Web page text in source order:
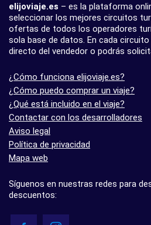
elijoviaje.es – es la plataforma
seleccionar los mejores circuitos
ofertas de todos los operadores
sola base de datos. En cada
directo del vendedor o podrás
¿Cómo funciona elijoviaje.es?
¿Cómo puedo comprar un viaje?
¿Qué está incluido en el viaje?
Contactar con los desarrolladores
Aviso legal
Política de privacidad
Mapa web
Síguenos en nuestras redes para
descuentos: